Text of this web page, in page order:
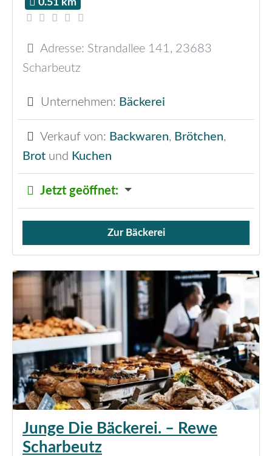
0.51 km
Adresse: Strandallee 141, 23683
Scharbeutz
Unternehmen: Bäckerei
Verkauf von: Backwaren, Brötchen,
Brot und Kuchen
Jetzt geöffnet:
Verkauf von Brötchen,
Zur Bäckerei
Junge Die Bäckerei. – Rewe
Scharbeutz